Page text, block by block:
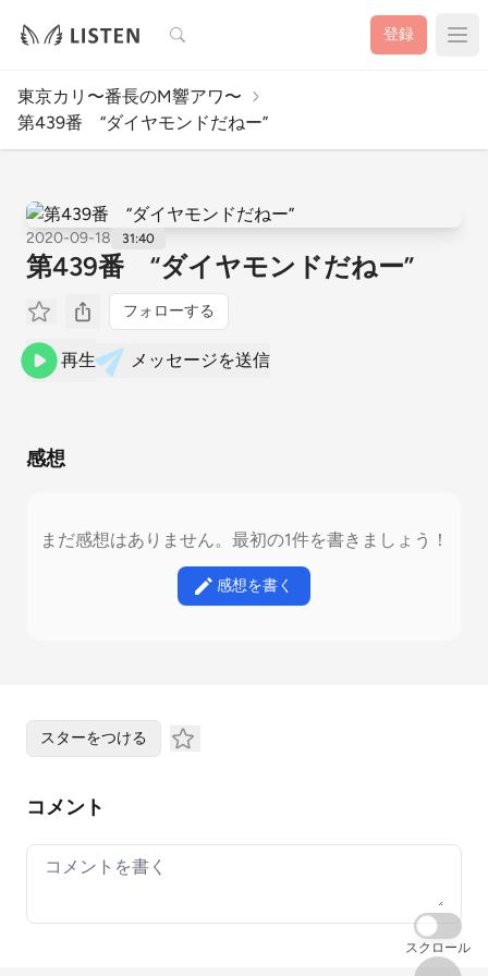
検索 登録
東京カリ〜番長のM響アワ〜
第439番 “ダイヤモンドだねー”
2020-09-18 31:40
第439番 “ダイヤモンドだねー”
フォローする
再生 メッセージを送信
感想
まだ感想はありません。最初の1件を書きましょう！
感想を書く
スターをつける
コメント
Your comment
スクロール